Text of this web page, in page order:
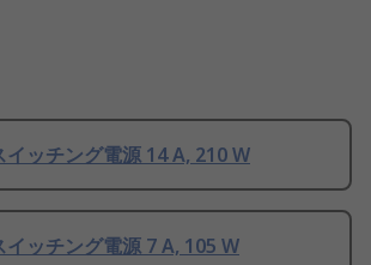
イッチング電源 14 A, 210 W
イッチング電源 7 A, 105 W